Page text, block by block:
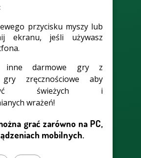
przycisku myszy lub
ekranu, jeśli używasz
inne darmowe gry z
zręcznościowe aby
świeżych i
wrażeń!
grać zarówno na PC,
mobilnych.